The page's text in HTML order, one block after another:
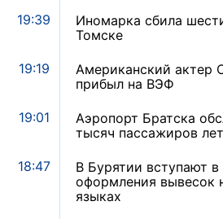
19:39
Иномарка сбила
Томске
19:19
Американский актер
прибыл на ВЭФ
19:01
Аэропорт Братска
тысяч пассажиров
18:47
В Бурятии вступают
оформления вывесок
языках